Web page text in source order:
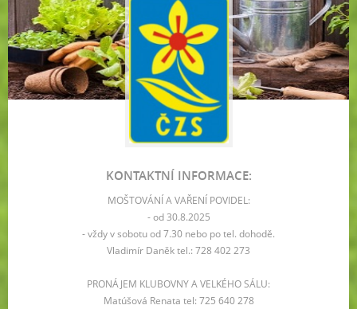
KONTAKTNÍ INFORMACE:
MOŠTOVÁNÍ A VAŘENÍ POVIDEL:
- od 30.8.2025
- vždy v sobotu od 7.30 nebo po tel. dohodě.
Vladimír Daněk tel.: 728 402 273
PRONÁJEM KLUBOVNY A VELKÉHO SÁLU:
Matúšová Renata tel: 725 640 278